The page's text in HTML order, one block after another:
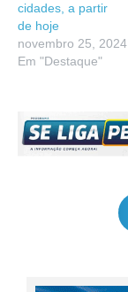
cidades, a partir
de hoje
novembro 25, 2024
Em "Destaque"